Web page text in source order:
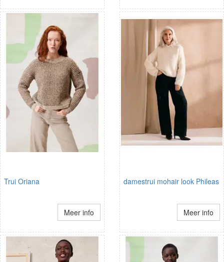
Trui Oriana
Meer info
damestrui mohair look Phileas
Meer info